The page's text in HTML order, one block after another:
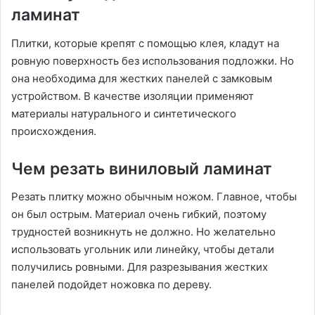
ламинат
Плитки, которые крепят с помощью клея, кладут на
ровную поверхность без использования подложки. Но
она необходима для жестких панелей с замковым
устройством. В качестве изоляции применяют
материалы натурального и синтетического
происхождения.
Чем резать виниловый ламинат
Резать плитку можно обычным ножом. Главное, чтобы
он был острым. Материал очень гибкий, поэтому
трудностей возникнуть не должно. Но желательно
использовать угольник или линейку, чтобы детали
получились ровными. Для разрезывания жестких
панелей подойдет ножовка по дереву.